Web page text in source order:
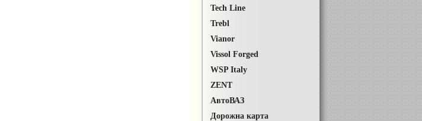
Tech Line
Trebl
Vianor
Vissol Forged
WSP Italy
ZENT
АвтоВАЗ
Дорожна карта